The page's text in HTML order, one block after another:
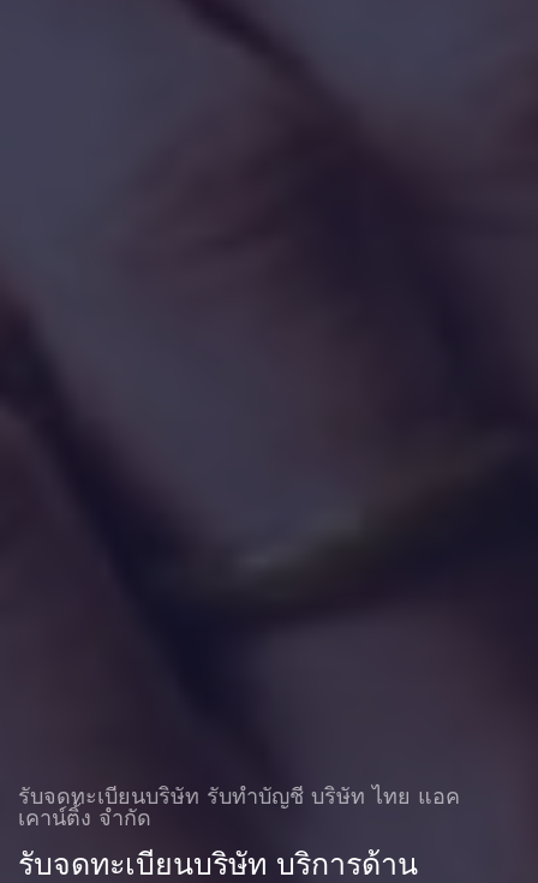
รับจดทะเบียนบริษัท รับทําบัญชี บริษัท ไทย แอค
เคาน์ติ้ง จำกัด
รับจดทะเบียนบริษัท บริการด้าน